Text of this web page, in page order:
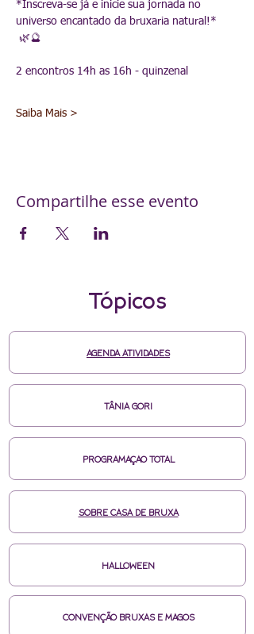
*Inscreva-se já e inicie sua jornada no
universo encantado da bruxaria natural!*
🌿🔮
2 encontros 14h as 16h - quinzenal
Saiba Mais >
Compartilhe esse evento
Tópicos
AGENDA ATIVIDADES
TÂNIA GORI
PROGRAMAÇAO TOTAL
SOBRE CASA DE BRUXA
HALLOWEEN
CONVENÇÃO BRUXAS E MAGOS